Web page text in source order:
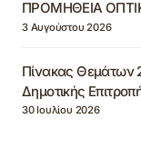
ΠΡΟΜΗΘΕΙΑ
3 Αυγούστου 2026
Πίνακας Θεμάτων
Δημοτικής
30 Ιουλίου 2026